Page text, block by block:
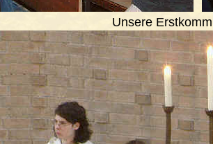
Unsere